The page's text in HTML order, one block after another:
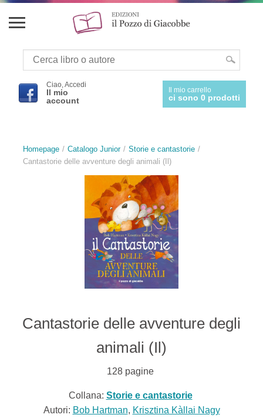
Ciao, Accedi
Il mio
account
Il mio carrello
ci sono 0 prodotti
Homepage Catalogo Junior
Storie e cantastorie
Cantastorie delle avventure degli animali (Il)
Cantastorie delle avventure degli
animali (Il)
128pagine
Collana: Storie e cantastorie
Autori: Bob Hartman, Krisztina Kàllai Nagy